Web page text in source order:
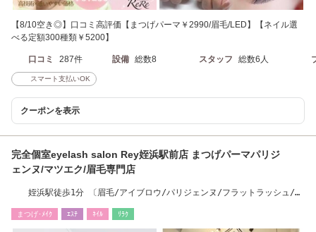
【8/10空き◎】口コミ高評価【まつげパーマ￥2990/眉毛/LED】【ネイル選
べる定額300種類￥5200】
口コミ 287件 設備 総数8 スタッフ 総数6人
スマート支払いOK
クーポンを表示
完全個室eyelash salon Rey姪浜駅前店 まつげパーマパリジ
ェンヌ/マツエク/眉毛専門店
姪浜駅徒歩1分 〔眉毛/アイブロウ/パリジェンヌ/フラットラッシュ/ハ
まつげ･ﾒｲｸ ｴｽﾃ ﾈｲﾙ ﾘﾗｸ